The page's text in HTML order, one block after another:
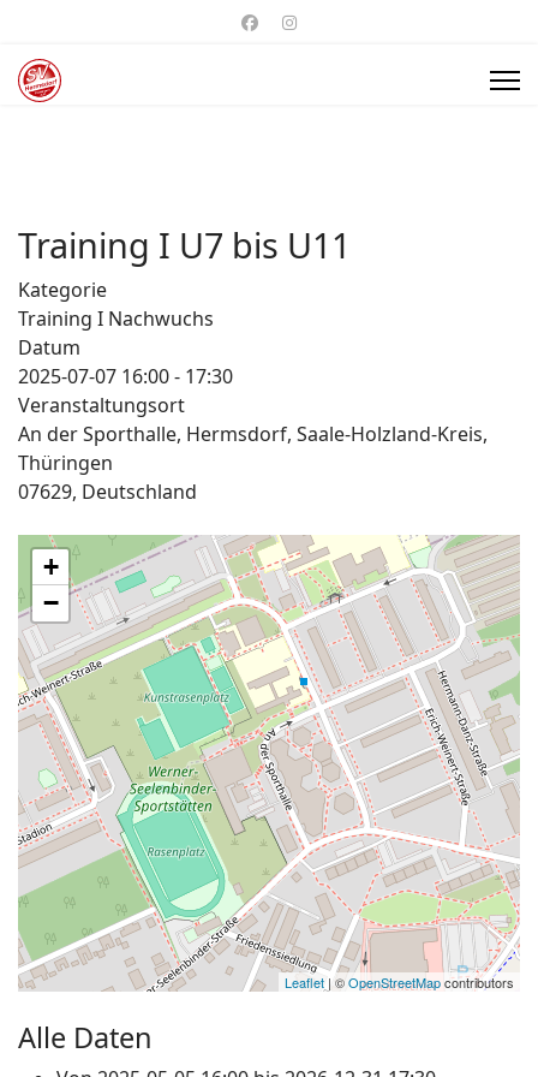
Training I U7 bis U11
Kategorie
Training I Nachwuchs
Datum
2025-07-07 16:00- 17:30
Veranstaltungsort
An der Sporthalle, Hermsdorf, Saale-Holzland-Kreis,
Thüringen
07629, Deutschland
+
−
Leaflet | ©OpenStreetMapcontributors
Alle Daten